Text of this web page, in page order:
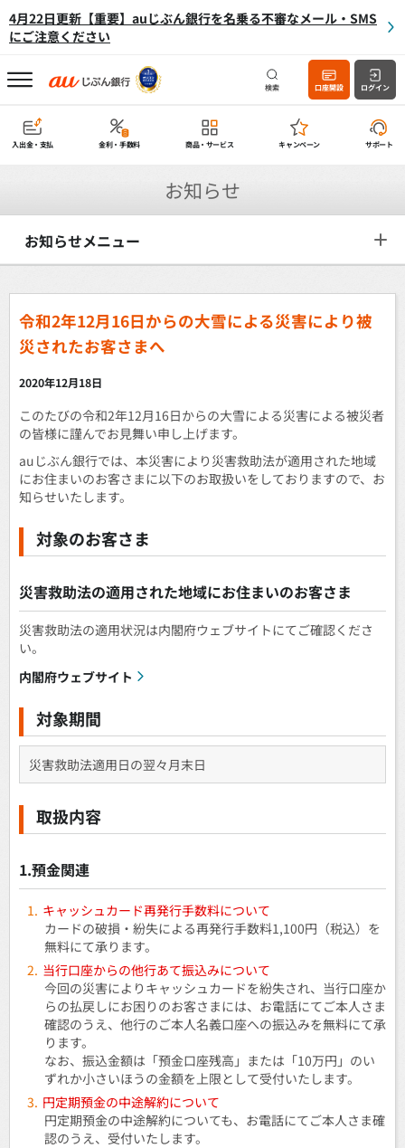
4月22日更新【重要】auじぶん銀行を名乗る不審なメール・SMS
にご注意ください
検索 口座開設 ログイン
入出金・支払 金利・手数料 商品・サービス キャンペーン サポート
お知らせ
お知らせメニュー
令和2年12月16日からの大雪による災害により被
災されたお客さまへ
2020年12月18日
このたびの令和2年12月16日からの大雪による災害による被災者
の皆様に謹んでお見舞い申し上げます。
auじぶん銀行では、本災害により災害救助法が適用された地域
にお住まいのお客さまに以下のお取扱いをしておりますので、お
知らせいたします。
対象のお客さま
災害救助法の適用された地域にお住まいのお客さま
災害救助法の適用状況は内閣府ウェブサイトにてご確認くださ
い。
内閣府ウェブサイト
対象期間
災害救助法適用日の翌々月末日
取扱内容
1.預金関連
キャッシュカード再発行手数料について
カードの破損・紛失による再発行手数料1,100円（税込）を
無料にて承ります。
当行口座からの他行あて振込みについて
今回の災害によりキャッシュカードを紛失され、当行口座か
らの払戻しにお困りのお客さまには、お電話にてご本人さま
確認のうえ、他行のご本人名義口座への振込みを無料にて承
ります。
なお、振込金額は「預金口座残高」または「10万円」のい
ずれか小さいほうの金額を上限として受付いたします。
円定期預金の中途解約について
円定期預金の中途解約についても、お電話にてご本人さま確
認のうえ、受付いたします。